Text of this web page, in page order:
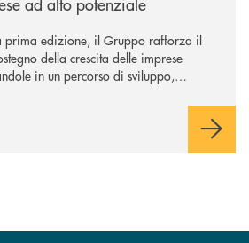
prima edizione, il Gruppo rafforza il
della crescita delle imprese
in un percorso di sviluppo,